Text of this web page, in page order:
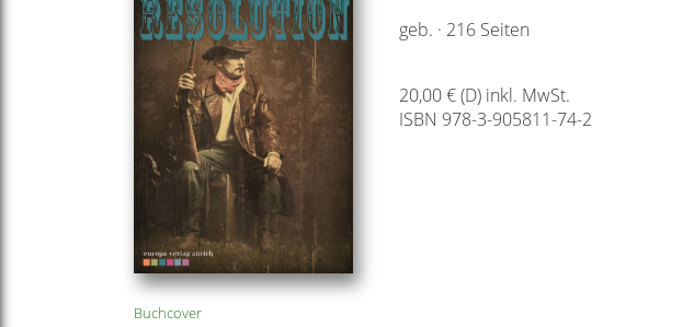
Buchcover
geb. · 216 Seiten
20,00 € (D) inkl. MwSt.
ISBN 978-3-905811-74-2